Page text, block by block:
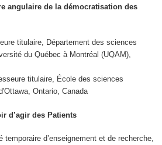
angulaire de la démocratisation des
titulaire, Département des sciences
du Québec à Montréal (UQAM),
titulaire, École des sciences
Ontario, Canada
d’agir des Patients
d’enseignement et de recherche,